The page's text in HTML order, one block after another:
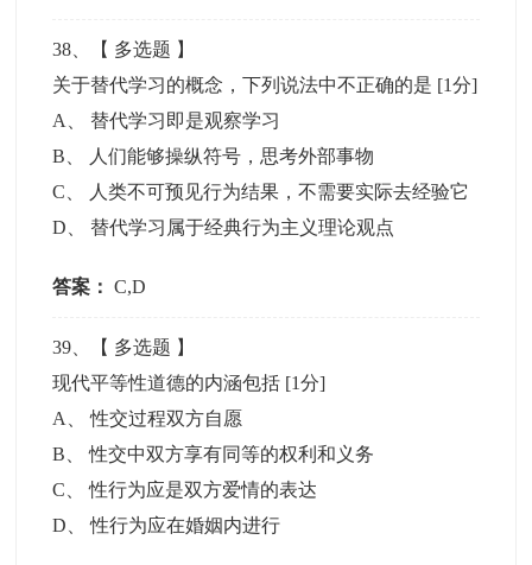
38 、【 多选题 】
关于替代学习的概念，下列说法中不正确的是 [1分]
A
替代学习即是观察学习
B
人们能够操纵符号，思考外部事物
C
人类不可预见行为结果，不需要实际去经验它
D
替代学习属于经典行为主义理论观点
答案： C,D
39 、【 多选题 】
现代平等性道德的内涵包括 [1分]
A
、性交过程双方自愿
B 、性交中双方享有同等的权利和义务
C 、性行为应是双方爱情的表达
D 、性行为应在婚姻内进行